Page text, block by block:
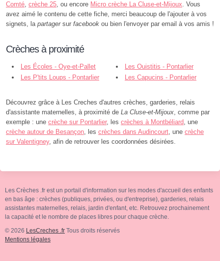
Comté, crèche 25, ou encore Micro crèche La Cluse-et-Mijoux. Vous
avez aimé le contenu de cette fiche, merci beaucoup de l'ajouter à vos
signets, la partagersur facebook ou bien l'envoyer par email à vos amis !
Crèches à proximité
Les Écoles - Oye-et-Pallet
Les Ouistitis - Pontarlier
Les P'tits Loups - Pontarlier
Les Capucins - Pontarlier
Découvrez grâce à Les Creches d'autres crèches, garderies, relais
d'assistante maternelles, à proximité de La Cluse-et-Mijoux, comme par
exemple : une crèche sur Pontarlier, les crèches à Montbéliard, une
crèche autour de Besançon, les crèches dans Audincourt, une crèche
sur Valentigney, afin de retrouver les coordonnées désirées.
Les Crèches .fr est un portail d'information sur les modes d'accueil des enfants
en bas âge : crèches (publiques, privées, ou d'entreprise), garderies, relais
assistantes maternelles, relais, jardin d'enfant, etc. Retrouvez prochainement
la capacité et le nombre de places libres pour chaque crèche.
© 2026 LesCreches .fr Tous droits réservés
Mentions légales